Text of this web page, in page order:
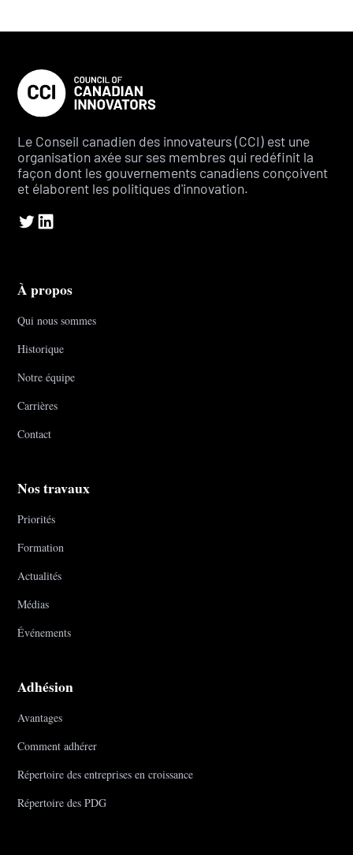
Le Conseil canadien des innovateurs (CCI) est une
organisation axée sur ses membres qui redéfinit la
façon dont les gouvernements canadiens conçoivent
et élaborent les politiques d'innovation.
À propos
Qui nous sommes
Historique
Notre équipe
Carrières
Contact
Nos travaux
Priorités
Formation
Actualités
Médias
Événements
Adhésion
Avantages
Comment adhérer
Répertoire des entreprises en croissance
Répertoire des PDG